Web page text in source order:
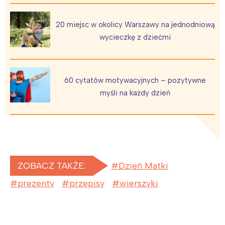
20 miejsc w okolicy Warszawy na jednodniową
wycieczkę z dziećmi
60 cytatów motywacyjnych – pozytywne
myśli na każdy dzień
ZOBACZ TAKŻE:
Dzień Matki
prezenty
przepisy wierszyki